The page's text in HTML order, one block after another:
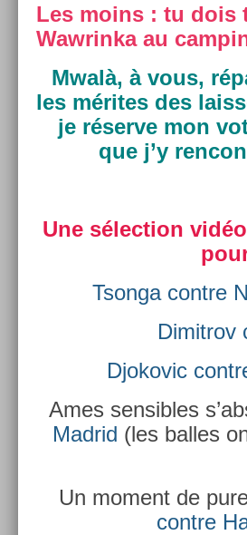
Les moins : tu dois
Waw­rinka au
Mwalà, à vous,
les mérites des
je réserve mon
que j’y
Une sélec­tion
Tson­ga con­tre
Di­mit­rov
Djokovic
Ames sen­sib­les
Mad­rid (les bal­les
Un mo­ment de
con­tre